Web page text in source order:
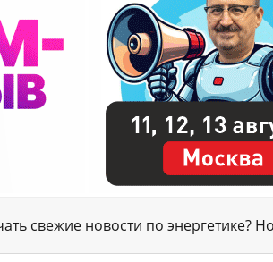
свежие новости по